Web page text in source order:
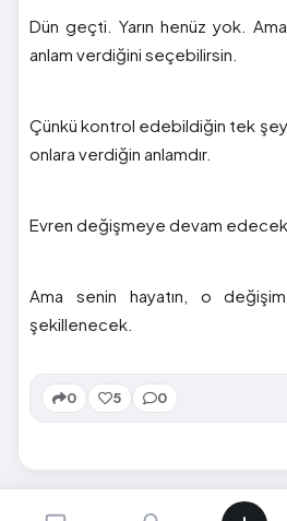
Dün geçti. Yarın henüz yok.
anlam verdiğini seçebilirsin.
Çünkü kontrol edebildiğin tek
onlara verdiğin anlamdır.
Evren değişmeye devam edecek.
Ama senin hayatın, o
şekillenecek.
0 5 0